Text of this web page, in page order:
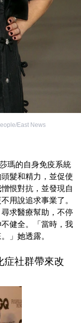
East News
瑪的自身免疫系統
髮和精力，並促使
恨對抗，並發現自
用說追求事業了。
求醫療幫助，不停
健全。「當時，我
」她透露。
症社群帶來改